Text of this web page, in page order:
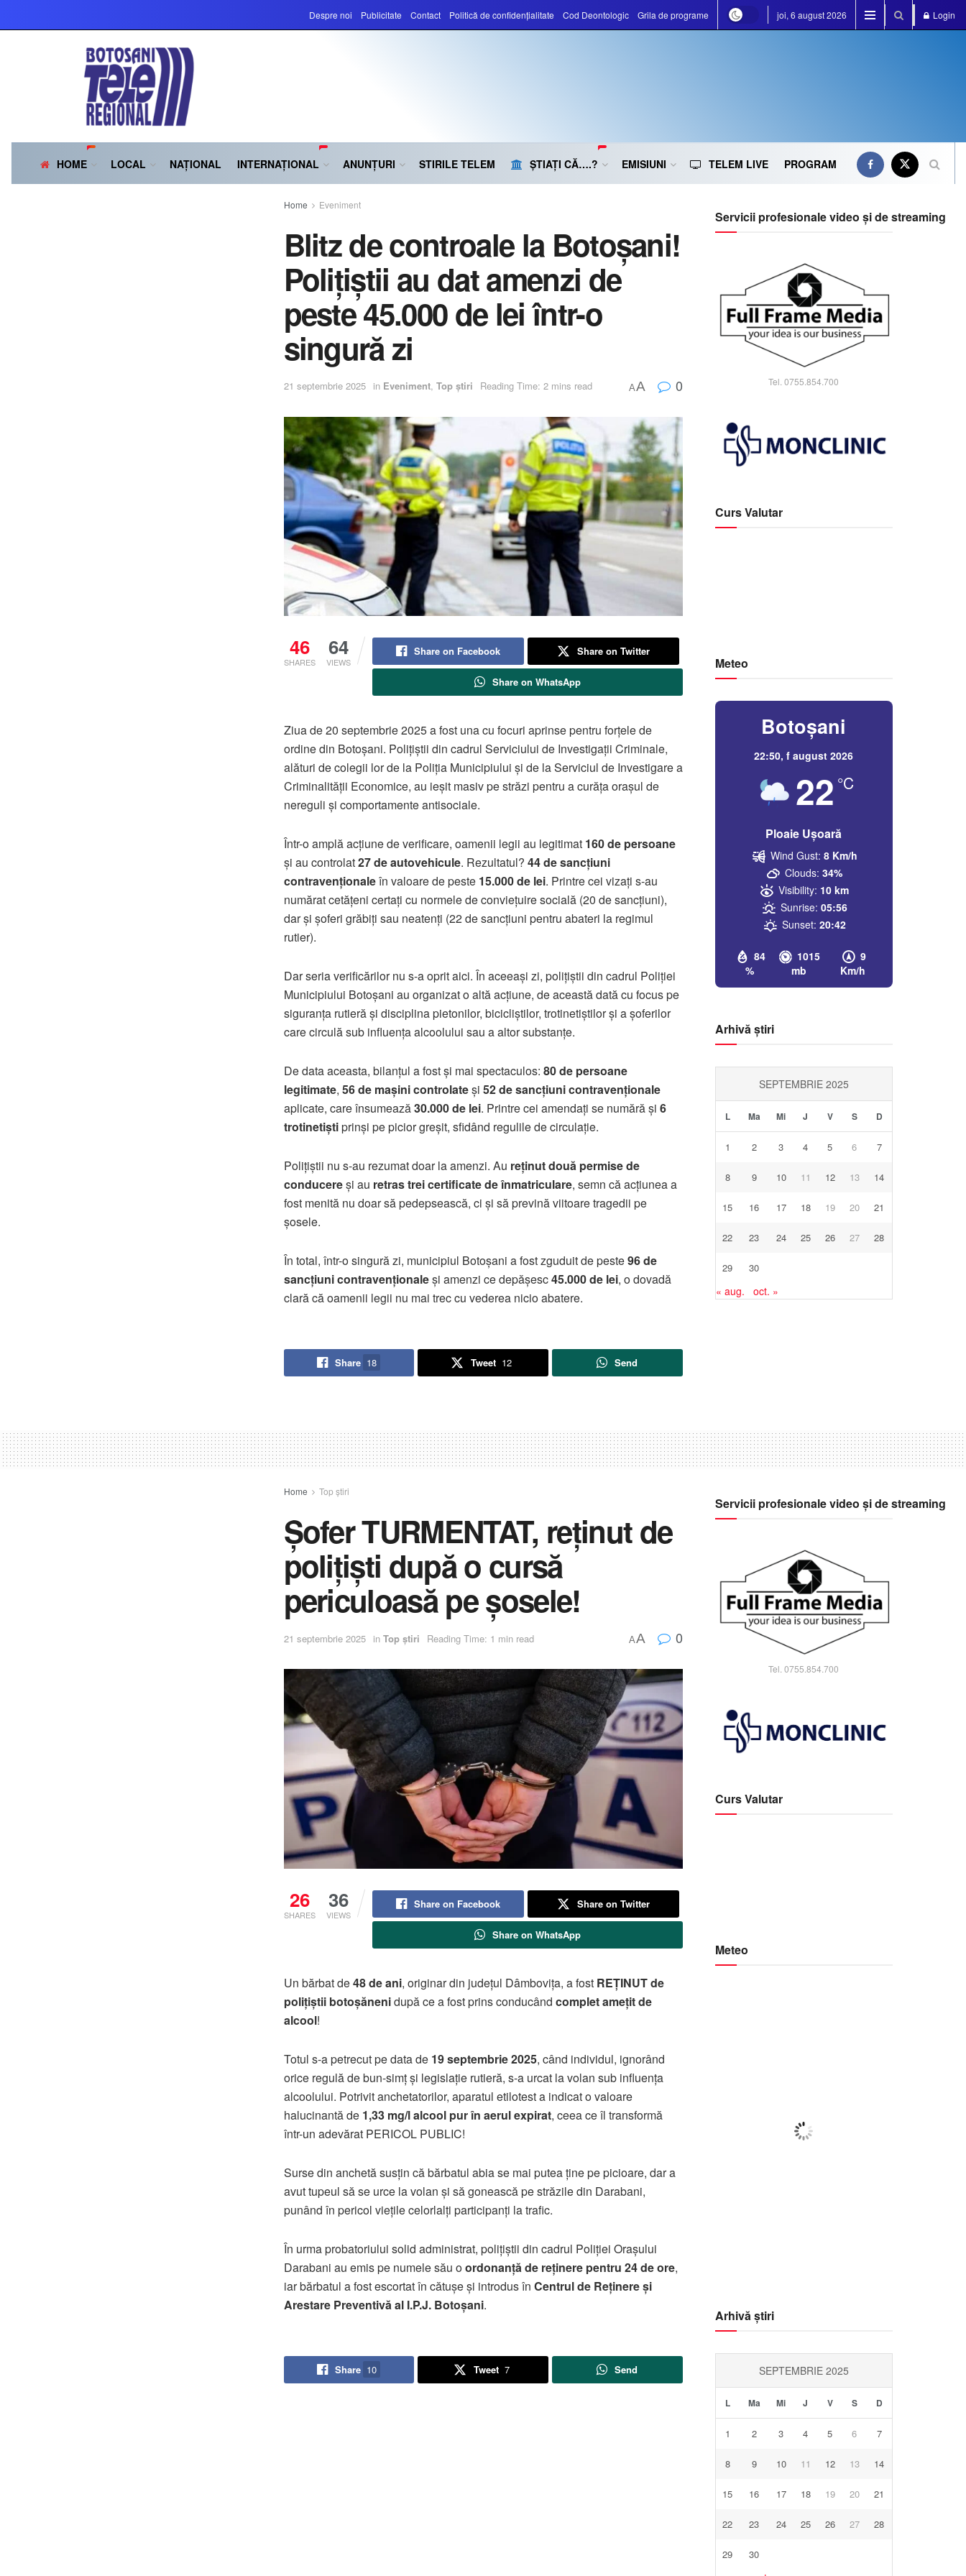
Despre noi Publicitate Contact Politică de confidențialitate Cod Deontologic Grila de programe joi, 6 august 2026 Login
HOME LOCAL NAȚIONAL INTERNAȚIONAL ANUNȚURI STIRILE TELEM ȘTIAȚI CĂ….? EMISIUNI TELEM LIVE PROGRAM
Home Eveniment
Blitz de controale la Botoșani!
Polițiștii au dat amenzi de
peste 45.000 de lei într-o
singură zi
21 septembrie 2025 in Eveniment, Top știri Reading Time: 2 mins read AA 0
46
SHARES
64
VIEWS
Share on Facebook Share on Twitter
Share on WhatsApp
Ziua de 20 septembrie 2025 a fost una cu focuri aprinse pentru forțele de
ordine din Botoșani. Polițiștii din cadrul Serviciului de Investigații Criminale,
alături de colegii lor de la Poliția Municipiului și de la Serviciul de Investigare a
Criminalității Economice, au ieșit masiv pe străzi pentru a curăța orașul de
nereguli și comportamente antisociale.
Într-o amplă acțiune de verificare, oamenii legii au legitimat 160 de persoane
și au controlat27 de autovehicule. Rezultatul? 44 de sancțiuni
contravenționaleîn valoare de peste 15.000 de lei. Printre cei vizați s-au
numărat cetățeni certați cu normele de conviețuire socială (20 de sancțiuni),
dar și șoferi grăbiți sau neatenți (22 de sancțiuni pentru abateri la regimul
rutier).
Dar seria verificărilor nu s-a oprit aici. În aceeași zi, polițiștii din cadrul Poliției
Municipiului Botoșani au organizat o altă acțiune, de această dată cu focus pe
siguranța rutieră și disciplina pietonilor, bicicliștilor, trotinetiștilor și a șoferilor
care circulă sub influența alcoolului sau a altor substanțe.
De data aceasta, bilanțul a fost și mai spectaculos: 80 de persoane
legitimate, 56 de mașini controlateși 52 de sancțiuni contravenționale
aplicate, care însumează30.000 de lei. Printre cei amendați se numără și 6
trotinetiștiprinși pe picior greșit, sfidând regulile de circulație.
Polițiștii nu s-au rezumat doar la amenzi. Au reținut două permise de
conducereși au retras trei certificate de înmatriculare, semn că acțiunea a
fost menită nu doar să pedepsească, ci și să prevină viitoare tragedii pe
șosele.
În total, într-o singură zi, municipiul Botoșani a fost zguduit de peste96 de
sancțiuni contravenționaleși amenzi ce depășesc45.000 de lei, o dovadă
clară că oamenii legii nu mai trec cu vederea nicio abatere.
Share 18 Tweet 12 Send
Servicii profesionale video și de streaming
Tel. 0755.854.700
Curs Valutar
Meteo
Botoșani
22:50,f august 2026
22 °C
Ploaie Ușoară
84
%
1015
mb
9
Km/h
Wind Gust: 8 Km/h
Clouds: 34%
Visibility: 10 km
Sunrise: 05:56
Sunset: 20:42
Arhivă știri
SEPTEMBRIE 2025
L Ma Mi J V S D
1 2 3 4 5 6 7
8 9 10 11 12 13 14
15 16 17 18 19 20 21
22 23 24 25 26 27 28
29 30
« aug. oct. »
Home Top știri
Șofer TURMENTAT, reținut de
polițiști după o cursă
periculoasă pe șosele!
21 septembrie 2025 in Top știri Reading Time: 1 min read AA 0
26
SHARES
36
VIEWS
Share on Facebook Share on Twitter
Share on WhatsApp
Un bărbat de48 de ani, originar din județul Dâmbovița, a fost REȚINUT de
polițiștii botoșănenidupă ce a fost prins conducând complet amețit de
alcool!
Totul s-a petrecut pe data de 19 septembrie 2025, când individul, ignorând
orice regulă de bun-simț și legislație rutieră, s-a urcat la volan sub influența
alcoolului. Potrivit anchetatorilor, aparatul etilotest a indicat o valoare
halucinantă de 1,33 mg/l alcool pur în aerul expirat, ceea ce îl transformă
într-un adevărat PERICOL PUBLIC!
Surse din anchetă susțin că bărbatul abia se mai putea ține pe picioare, dar a
avut tupeul să se urce la volan și să gonească pe străzile din Darabani,
punând în pericol viețile celorlalți participanți la trafic.
În urma probatoriului solid administrat, polițiștii din cadrul Poliției Orașului
Darabani au emis pe numele său oordonanță de reținere pentru 24 de ore,
iar bărbatul a fost escortat în cătușe și introdus în Centrul de Reținere și
Arestare Preventivă al I.P.J. Botoșani.
Share 10 Tweet 7 Send
Servicii profesionale video și de streaming
Tel. 0755.854.700
Curs Valutar
Meteo
Ploaie Ușoară
Wind Gust:
Arhivă știri
SEPTEMBRIE 2025
L Ma Mi J V S D
1 2 3 4 5 6 7
8 9 10 11 12 13 14
15 16 17 18 19 20 21
22 23 24 25 26 27 28
29 30